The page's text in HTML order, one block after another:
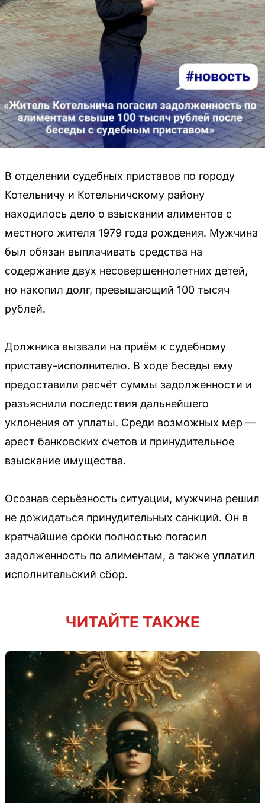
В отделении судебных приставов по городу
Котельничу и Котельничскому району
находилось дело о взыскании алиментов с
местного жителя 1979 года рождения. Мужчина
был обязан выплачивать средства на
содержание двух несовершеннолетних детей,
но накопил долг, превышающий 100 тысяч
рублей.
Должника вызвали на приём к судебному
приставу-исполнителю. В ходе беседы ему
предоставили расчёт суммы задолженности и
разъяснили последствия дальнейшего
уклонения от уплаты. Среди возможных мер —
арест банковских счетов и принудительное
взыскание имущества.
Осознав серьёзность ситуации, мужчина решил
не дожидаться принудительных санкций. Он в
кратчайшие сроки полностью погасил
задолженность по алиментам, а также уплатил
исполнительский сбор.
ЧИТАЙТЕ ТАКЖЕ